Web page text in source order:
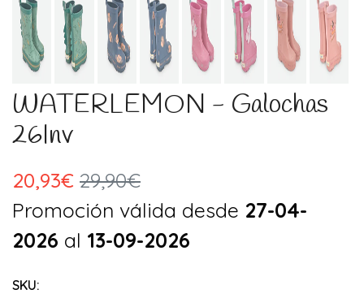
WATERLEMON - Galochas
26Inv
20,93€ 29,90€
Promoción válida desde 27-04-
2026 al 13-09-2026
SKU: